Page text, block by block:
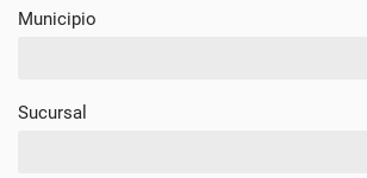
Municipio
Sucursal